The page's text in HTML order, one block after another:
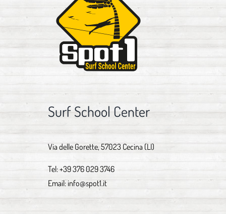
Surf School Center
Via delle Gorette, 57023 Cecina (LI)
Tel:+39 376 029 3746
Email: info@spot1.it